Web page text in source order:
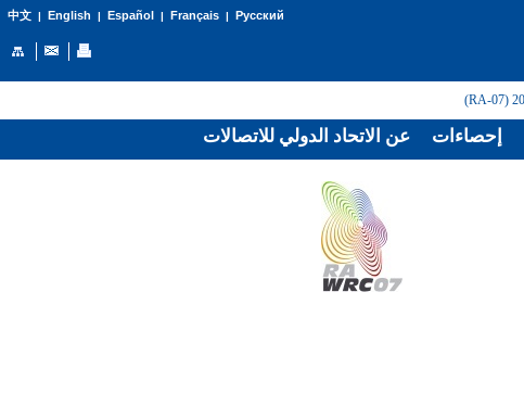
中文| English | Español | Français| Русский
عن الاتحاد الدولي للاتصالات إحصاءات